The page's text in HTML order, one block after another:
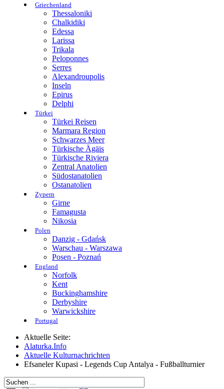
Griechenland
Thessaloniki
Chalkidiki
Edessa
Larissa
Trikala
Peloponnes
Serres
Alexandroupolis
Inseln
Epirus
Delphi
Türkei
Türkei Reisen
Marmara Region
Schwarzes Meer
Türkische Ägäis
Türkische Riviera
Zentral Anatolien
Südostanatolien
Ostanatolien
Zypern
Girne
Famagusta
Nikosia
Polen
Danzig - Gdańsk
Warschau - Warszawa
Posen - Poznań
England
Norfolk
Kent
Buckinghamshire
Derbyshire
Warwickshire
Portugal
Aktuelle Seite:
Alaturka.Info
Aktuelle Kulturnachrichten
Efsaneler Kupasi - Legends Cup Antalya - Fußballturnier